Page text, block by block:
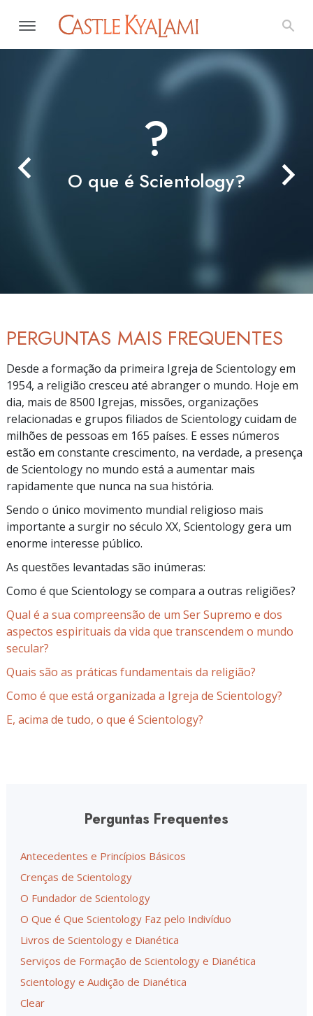
?
O que é Scientology?
PERGUNTAS MAIS FREQUENTES
Desde a formação da primeira Igreja de Scientology em
1954, a religião cresceu até abranger o mundo. Hoje em
dia, mais de 8500 Igrejas, missões, organizações
relacionadas e grupos filiados de Scientology cuidam de
milhões de pessoas em 165 países. E esses números
estão em constante crescimento, na verdade, a presença
de Scientology no mundo está a aumentar mais
rapidamente que nunca na sua história.
Sendo o único movimento mundial religioso mais
importante a surgir no século XX, Scientology gera um
enorme interesse público.
As questões levantadas são inúmeras:
Como é que Scientology se compara a outras religiões?
Qual é a sua compreensão de um Ser Supremo e dos
aspectos espirituais da vida que transcendem o mundo
secular?
Quais são as práticas fundamentais da religião?
Como é que está organizada a Igreja de Scientology?
E, acima de tudo, o que é Scientology?
Perguntas Frequentes
Antecedentes e Princípios Básicos
Crenças de Scientology
O Fundador de Scientology
O Que é Que Scientology Faz pelo Indivíduo
Livros de Scientology e Dianética
Serviços de Formação de Scientology e Dianética
Scientology e Audição de Dianética
Clear